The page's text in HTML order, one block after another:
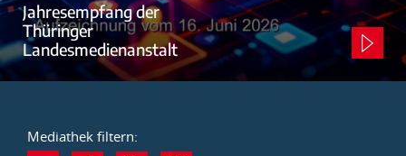
Jahresempfang der
Thüringer
Landesmedienanstalt
Mediathek filtern: